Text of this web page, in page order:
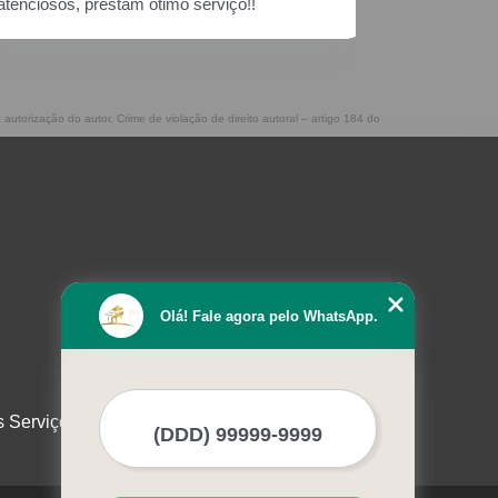
do autor. Crime de violação de direito autoral – artigo 184 do
Serviços
Olá! Fale agora pelo WhatsApp.